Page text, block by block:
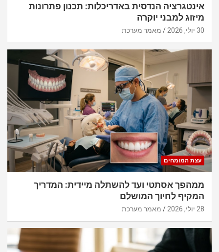
אינטגרציה הנדסית באדריכלות: תכנון פתרונות
מיזוג למבני יוקרה
30 יולי, 2026 מאמר מערכת
עצת המומחים
ממהפך אסתטי ועד להשתלה מיידית: המדריך
המקיף לחיוך המושלם
28 יולי, 2026 מאמר מערכת